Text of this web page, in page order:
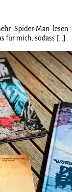
Spider-Man lesen
für mich, sodass […]